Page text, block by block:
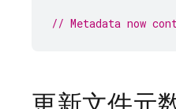
// Metadata now